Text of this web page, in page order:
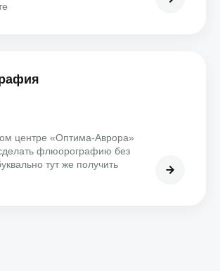
центре «Оптима-Аврора»
флюорографию без
тут же получить